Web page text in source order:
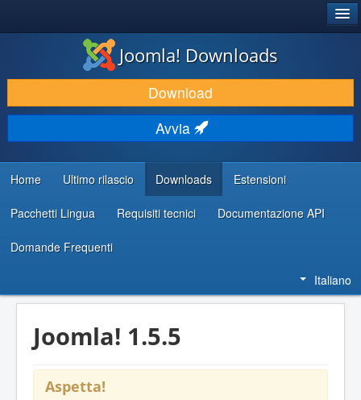
SCARICA & ESTENDI
SCOPRI & IMPARA
COMUNITÀ & SUPPORTO
RISORSE PER SVILUPPATORI
Joomla! Downloads
Download
Avvia
Home Ultimo rilascio Downloads Estensioni
Pacchetti Lingua Requisiti tecnici Documentazione API
Domande Frequenti
Italiano
Joomla! 1.5.5
Aspetta!